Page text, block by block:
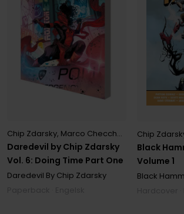
Daredevil by Chip Zdarsky
Vol. 6: Doing Time Part One
Chip Zdarsky, Marco Checchetto
Daredevil By Chip Zdarsky
Black
Volume 1
Chip
Black